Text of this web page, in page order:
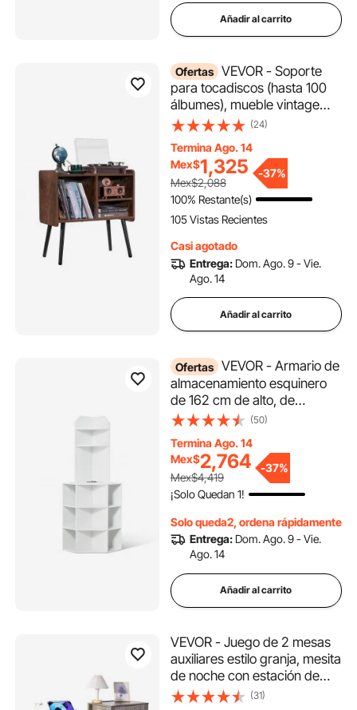
Añadir al carrito
Ofertas VEVOR - Soporte
para tocadiscos (hasta 100
álbumes), mueble vintage
para discos de vinilo con
para tocadiscos con altura
ajustable para salón y
dormitorio, color marrón
(24)
Termina Ago. 14
Mex$1,325
Mex$2,088
-37%
100% Restante(s)
105 Vistas Recientes
Casi agotado
Entrega: Dom. Ago. 9 - Vie.
Ago. 14
Añadir al carrito
Ofertas VEVOR - Armario de
almacenamiento esquinero
de 162 cm de alto, de
madera de 6 niveles con
estantes ajustables. Armario
esquinero independiente
para sala de estar, cocina y
lavadero, color blanco.
(50)
Termina Ago. 14
Mex$2,764
Mex$4,419
-37%
¡Solo Quedan 1!
Solo queda2, ordena rápidamente
Entrega: Dom. Ago. 9 - Vie.
Ago. 14
Añadir al carrito
VEVOR - Juego de 2 mesas
auxiliares estilo granja, mesita
de noche con estación de
carga, mesa auxiliar de 3
(31)